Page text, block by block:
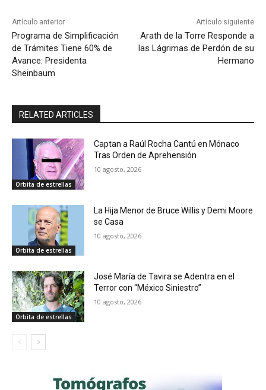
Artículo anterior
Programa de Simplificación
de Trámites Tiene 60% de
Avance: Presidenta
Sheinbaum
Artículo siguiente
Arath de la Torre Responde a
las Lágrimas de Perdón de su
Hermano
RELATED ARTICLES
Orbita de estrellas
Captan a Raúl Rocha Cantú en Mónaco
Tras Orden de Aprehensión
10 agosto, 2026
Orbita de estrellas
La Hija Menor de Bruce Willis y Demi Moore
se Casa
10 agosto, 2026
Orbita de estrellas
José María de Tavira se Adentra en el
Terror con “México Siniestro”
10 agosto, 2026